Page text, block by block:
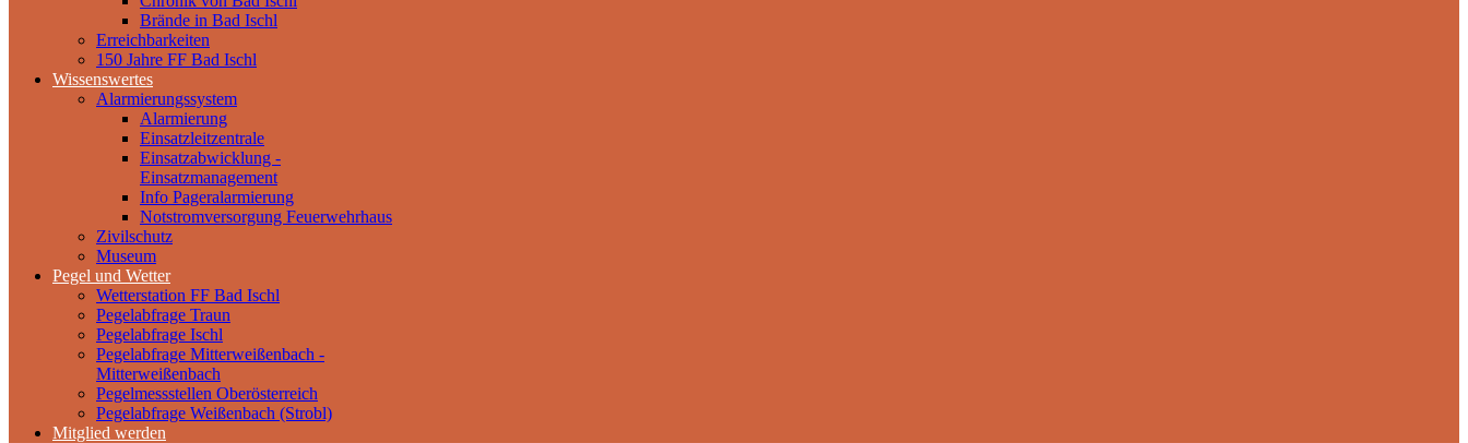
Brände in Bad Ischl
Erreichbarkeiten
150 Jahre FF Bad Ischl
Wissenswertes
Alarmierungssystem
Alarmierung
Einsatzleitzentrale
Einsatzabwicklung -
Einsatzmanagement
Info Pageralarmierung
Notstromversorgung Feuerwehrhaus
Zivilschutz
Museum
Pegel und Wetter
Wetterstation FF Bad Ischl
Pegelabfrage Traun
Pegelabfrage Ischl
Pegelabfrage Mitterweißenbach -
Mitterweißenbach
Pegelmessstellen Oberösterreich
Pegelabfrage Weißenbach (Strobl)
Mitglied werden